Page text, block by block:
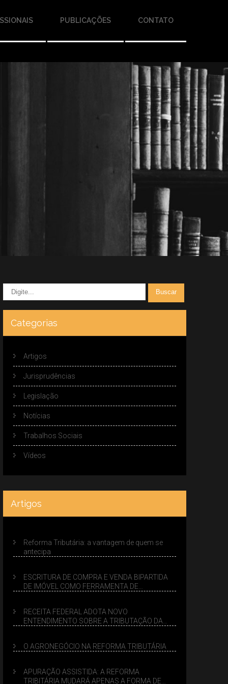
PUBLICAÇÕES CONTATO
Categorias
Artigos
Jurisprudências
Legislação
Notícias
Trabalhos Sociais
Vídeos
Artigos
Reforma Tributária: a vantagem de quem se
antecipa
ESCRITURA DE COMPRA E VENDA BIPARTIDA
DE IMÓVEL COMO FERRAMENTA DE
RECEITA FEDERAL ADOTA NOVO
ENTENDIMENTO SOBRE A TRIBUTAÇÃO DA
O AGRONEGÓCIO NA REFORMA TRIBUTÁRIA
APURAÇÃO ASSISTIDA: A REFORMA
TRIBITÁRIA MUDARÁ APENAS A FORMA DE